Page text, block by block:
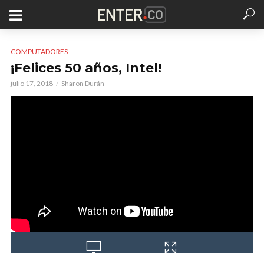
COMPUTADORES
¡Felices 50 años, Intel!
julio 17, 2018 Sharon Durán